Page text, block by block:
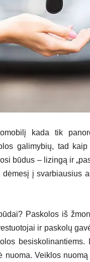
kada tik
galimybių, tad
būdus – lizingą ir
į svarbiausius
Paskolos iš
ir paskolų
Veiklos